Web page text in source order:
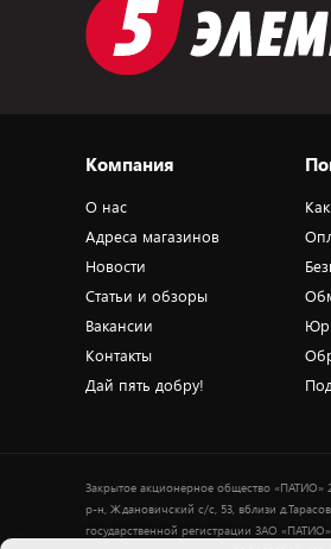
Компания
О нас
Адреса магазинов
Новости
Статьи и обзоры
Вакансии
Контакты
Дай пять добру!
Закрытое акционерное общество «ПАТИО»
р-н, Ждановичский с/с, 53, вблизи
государственной регистрации ЗАО